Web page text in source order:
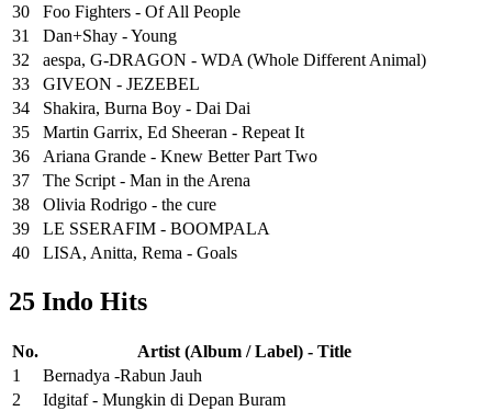
30
Foo Fighters - Of All People
31
Dan+Shay - Young
32
aespa, G-DRAGON - WDA (Whole Different Animal)
33
GIVEON - JEZEBEL
34
Shakira, Burna Boy - Dai Dai
35
Martin Garrix, Ed Sheeran - Repeat It
36
Ariana Grande - Knew Better Part Two
37
The Script - Man in the Arena
38
Olivia Rodrigo - the cure
39
LE SSERAFIM - BOOMPALA
40
LISA, Anitta, Rema - Goals
25 Indo Hits
No.
Artist (Album / Label) - Title
1
Bernadya -Rabun Jauh
2
Idgitaf - Mungkin di Depan Buram